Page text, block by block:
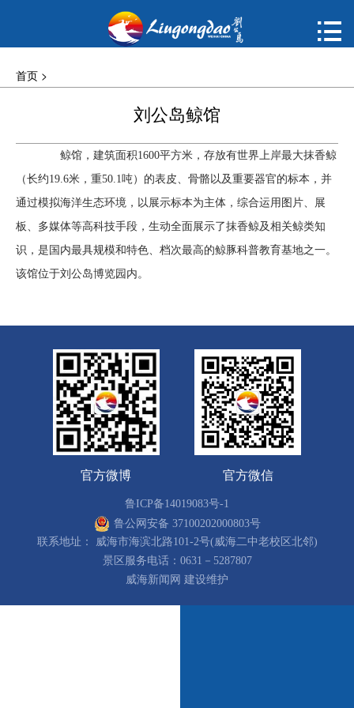
动态
指南
建议

首页 >
刘公岛鲸馆
鲸馆，建筑面积1600平方米，存放有世界上岸最大抹香鲸
（长约19.6米，重50.1吨）的表皮、骨骼以及重要器官的标本，并
通过模拟海洋生态环境，以展示标本为主体，综合运用图片、展
板、多媒体等高科技手段，生动全面展示了抹香鲸及相关鲸类知
识，是国内最具规模和特色、档次最高的鲸豚科普教育基地之一。
该馆位于刘公岛博览园内。
官方微博 官方微信
鲁ICP备14019083号-1
鲁公网安备 37100202000803号
联系地址： 威海市海滨北路101-2号(威海二中老校区北邻)
景区服务电话：0631－5287807
威海新闻网 建设维护